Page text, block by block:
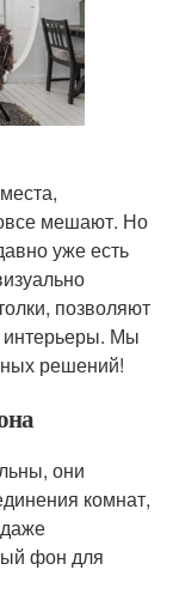
мешают. Но
уже есть
позволяют
интерьеры. Мы
решений!
они
комнат,
фон для